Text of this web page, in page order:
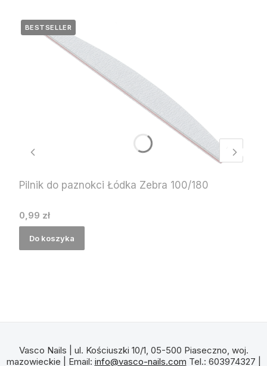
BESTSELLER
Pilnik do paznokci Łódka Zebra 100/180
Cena
0,99 zł
Do koszyka
Vasco Nails | ul. Kościuszki 10/1, 05-500 Piaseczno, woj.
mazowieckie | Email: info@vasco-nails.com Tel.: 603974327 |